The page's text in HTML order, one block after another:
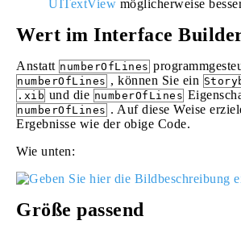
UITextView möglicherweise
Wert im Interface
Anstatt numberOfLines
numberOfLines , können Sie ein
.xib und die numberOfLines
numberOfLines . Auf diese Weise
Ergebnisse wie der obige Code.
Wie unten:
Größe passend